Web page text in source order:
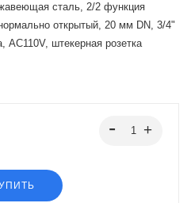
сталь, 2/2 функция
открытый, 20 мм DN, 3/4"
AC110V, штекерная розетка